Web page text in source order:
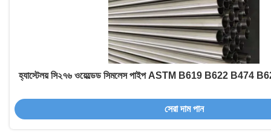
হ্যাস্টেলয় সি২৭৬ ওয়েল্ডেড সিমলেস পাইপ ASTM B619 B622 B474
সেরা দাম পান